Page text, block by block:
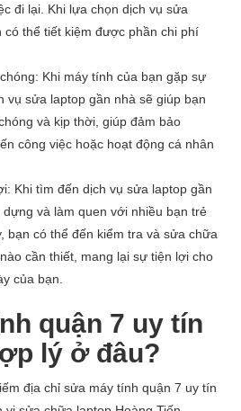
đi lại. Khi lựa chọn dịch vụ sửa
có thể tiết kiệm được phần chi phí
Khi máy tính của bạn gặp sự
vụ sửa laptop gần nhà sẽ giúp bạn
và kịp thời, giúp đảm bảo
công việc hoặc hoạt động cá nhân
Khi tìm đến dịch vụ sửa laptop gần
dựng và làm quen với nhiều bạn trẻ
bạn có thể đến kiểm tra và sửa chữa
cần thiết, mang lại sự tiện lợi cho
của bạn.
quận 7 uy tín
lý ở đâu?
địa chỉ sửa máy tính quận 7 uy tín